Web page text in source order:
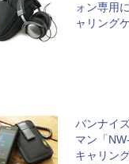
ォン専用
ャリング
バンナイ
マン「
キャリン